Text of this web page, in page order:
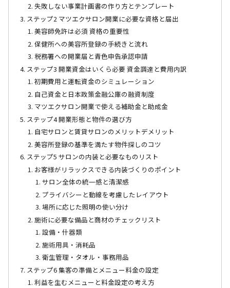
失敗しない事業計画書の作り方とテンプレート
ステップ2 マツエクサロン開業に必要な資格と届出
美容師免許は必須 資格の重要性
保健所への美容所登録の手続きと流れ
税務署への開業届と青色申告承認申請
ステップ3 開業資金はいくら必要 資金調達と費用内訳
初期費用と運転資金のシミュレーション
自己資金と日本政策金融公庫の融資制度
マツエクサロン開業で使える補助金と助成金
ステップ4 開業形態と物件の選び方
自宅サロンと賃貸サロンのメリットデメリット
美容所登録の基準を満たす物件探しのコツ
ステップ5 サロンの内装と必要なものリスト
お客様がリラックスできる内装づくりのポイント
サロン全体の統一感と清潔感
プライバシーと動線を考慮したレイアウト
場所に応じた照明の使い分け
施術に必要な備品と商材のチェックリスト
設備・什器類
施術用具・消耗品
衛生管理・タオル・事務用品
ステップ6 集客の準備とメニュー料金の設定
利益を生むメニューと料金設定の考え方